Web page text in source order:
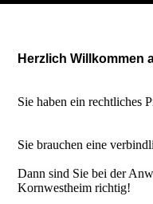
Herzlich Willkommen
Sie haben ein rechtliches
Sie brauchen eine
Dann sind Sie bei der
Kornwestheim richtig!